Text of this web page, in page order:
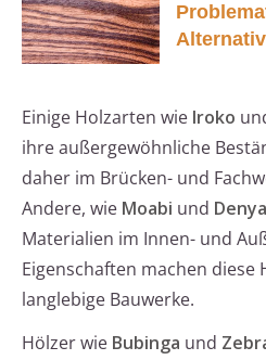
Einige Holzarten wie Iroko
ihre außergewöhnliche
daher im Brücken- und
Andere, wie Moabi und Denya
Materialien im Innen- und
Eigenschaften machen diese
langlebige Bauwerke.
Hölzer wie Bubinga und